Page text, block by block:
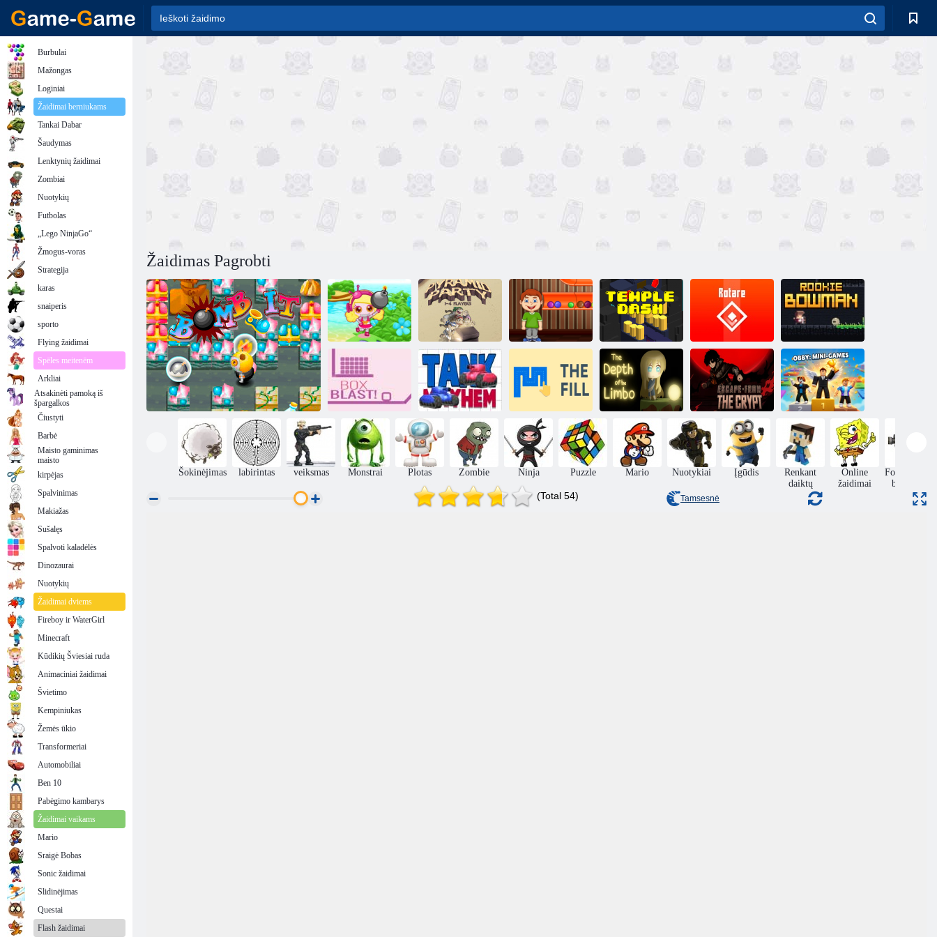
Žaidimas Pagrobti
Bombos misija Piramidės Šalis Skanus kelias
Šventyklos
brūkšnys
ROTARE
Naujokas
Bowmanas
Dėžės
sprogimas
Tanko chaosas Užpildymas Galūnių gylis
Pabėgti nuo
kriptos
Obby: Mini
žaidimai
Šokinėjimas labirintas veiksmas Monstrai Plotas Zombie Ninja Puzzle Mario Nuotykiai Įgūdis
Renkant
daiktų
Online
žaidimai
berniukų
(Total 54) Tamsesnė
Burbulai
Mažongas
Loginiai
Žaidimai berniukams
Tankai Dabar
Šaudymas
Lenktynių žaidimai
Zombiai
Nuotykių
Futbolas
„Lego NinjaGo“
Žmogus-voras
Strategija
karas
snaiperis
sporto
Flying žaidimai
Spēles meitenēm
Arkliai
Atsakinėti pamoką iš
špargalkos
Čiustyti
Barbė
Maisto gaminimas
maisto
kirpėjas
Spalvinimas
Makiažas
Sušalęs
Spalvoti kaladėlės
Dinozaurai
Nuotykių
Žaidimai dviems
Fireboy ir WaterGirl
Minecraft
Kūdikių Šviesiai ruda
Animaciniai žaidimai
Švietimo
Kempiniukas
Žemės ūkio
Transformeriai
Automobiliai
Ben 10
Pabėgimo kambarys
Žaidimai vaikams
Mario
Sraigė Bobas
Sonic žaidimai
Slidinėjimas
Questai
Flash žaidimai